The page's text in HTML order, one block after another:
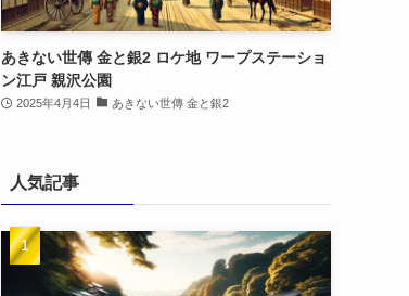
あきない世傳 金と銀2 ロケ地 ワープステーショ
ン江戸 親沢公園
2025年4月4日 あきない世傳 金と銀2
人気記事